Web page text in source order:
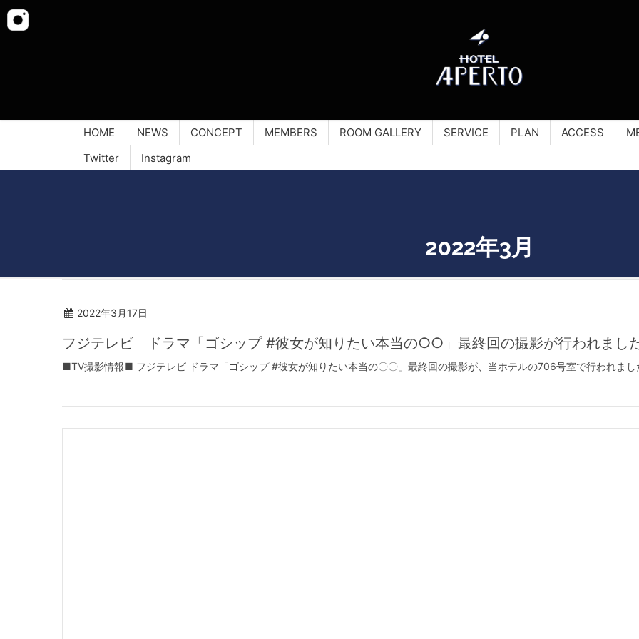
HOME NEWS CONCEPT MEMBERS ROOM GALLERY SERVICE PLAN ACCESS
Twitter
Instagram
2022年3月
2022年3月17日
フジテレビ ドラマ「ゴシップ #彼女が知りたい本当の○○」最終回の撮影が行われまし
■TV撮影情報■ フジテレビ ドラマ「ゴシップ #彼女が知りたい本当の〇〇」最終回の撮影が、当ホテルの706号室で行われまし